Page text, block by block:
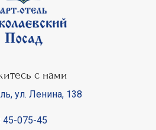
с нами
, ул. Ленина, 138
45-075-45